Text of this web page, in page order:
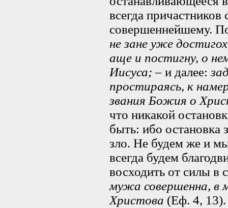
всегда
совершеннейшему.
не зане уже
аще и постигну, о
Иисуса; – и далее:
простираясь, к
звания Божия о
что никакой
быть: ибо остановка
зло. Не будем же и
всегда будем
восходить от силы в
мужа совершенна, в
Христова (Еф. 4, 13).